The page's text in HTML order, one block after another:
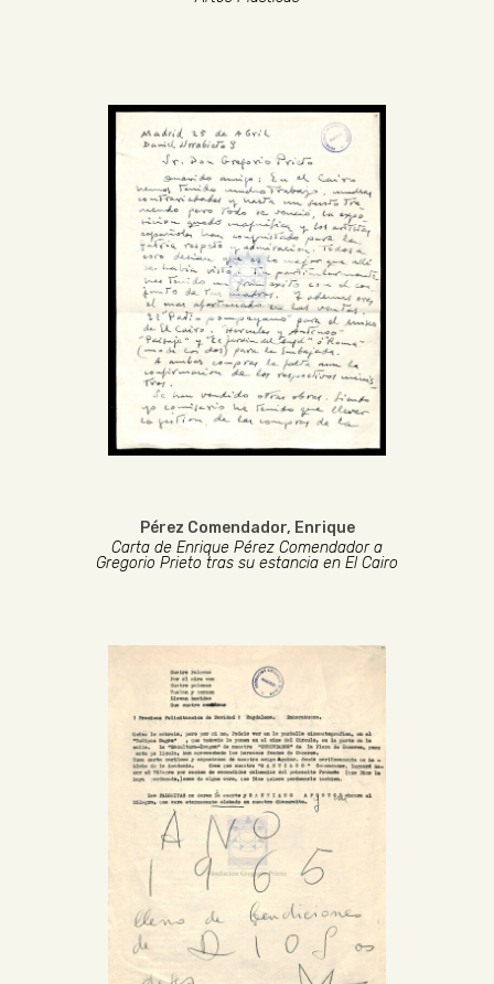
Pérez Comendador, Enrique
Carta de Enrique Pérez Comendador a
Gregorio Prieto tras su estancia en El Cairo